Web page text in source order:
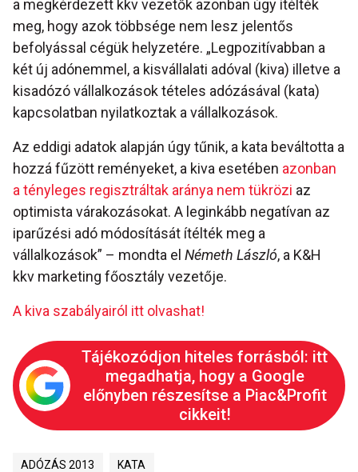
a megkérdezett kkv vezetők azonban úgy ítélték
meg, hogy azok többsége nem lesz jelentős
befolyással cégük helyzetére. „Legpozitívabban a
két új adónemmel, a kisvállalati adóval (kiva) illetve a
kisadózó vállalkozások tételes adózásával (kata)
kapcsolatban nyilatkoztak a vállalkozások.
Az eddigi adatok alapján úgy tűnik, a kata beváltotta a
hozzá fűzött reményeket, a kiva esetében azonban
a tényleges regisztráltak aránya nem tükrözi az
optimista várakozásokat. A leginkább negatívan az
iparűzési adó módosítását ítélték meg a
vállalkozások” – mondta el Németh László, a K&H
kkv marketing főosztály vezetője.
A kiva szabályairól itt olvashat!
Tájékozódjon hiteles forrásból: itt
megadhatja, hogy a Google
előnyben részesítse a Piac&Profit
cikkeit!
ADÓZÁS 2013 KATA